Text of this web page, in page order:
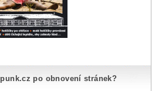
po obnovení stránek?